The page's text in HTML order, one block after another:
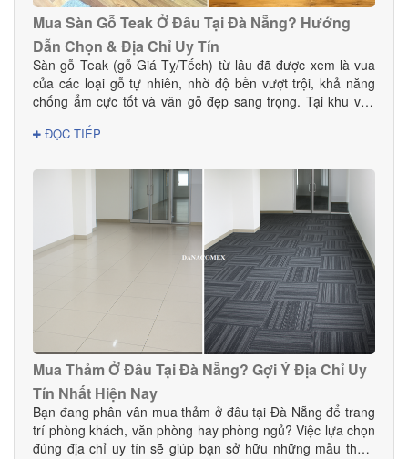
Mua Sàn Gỗ Teak Ở Đâu Tại Đà Nẵng? Hướng
Dẫn Chọn & Địa Chỉ Uy Tín
Sàn gỗ Teak (gỗ Giá Tỵ/Tếch) từ lâu đã được xem là vua
của các loại gỗ tự nhiên, nhờ độ bền vượt trội, khả năng
chống ẩm cực tốt và vân gỗ đẹp sang trọng. Tại khu vực
— sàn gỗ Teak là lựa chọn hoàn hảo cho cả nhà ở, biệt
Teak ở đâu tại Đà Nẵng để đảm bảo chất lượng thật, giá tốt
và dịch vụ thi công chuyên nghiệp? Hãy cùng Danacomex
ĐỌC TIẾP
Mua Thảm Ở Đâu Tại Đà Nẵng? Gợi Ý Địa Chỉ Uy
Tín Nhất Hiện Nay
Bạn đang phân vân mua thảm ở đâu tại Đà Nẵng để trang
trí phòng khách, văn phòng hay phòng ngủ? Việc lựa chọn
đúng địa chỉ uy tín sẽ giúp bạn sở hữu những mẫu thảm